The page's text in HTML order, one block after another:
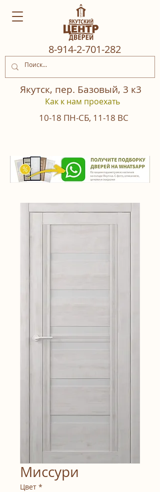
8‒914‒2‒701‒282
Якутск, пер. Базовый, 3 к3
Как к нам проехать
10-18 ПН-СБ, 11-18 ВС
Миссури
Цвет *